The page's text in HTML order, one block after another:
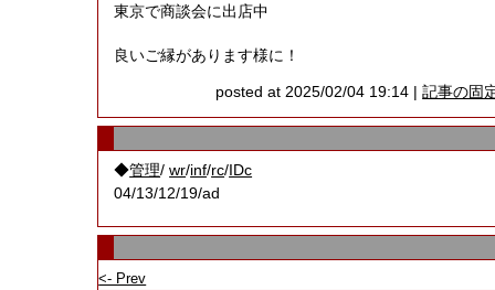
東京で商談会に出店中
良いご縁があります様に！
posted at 2025/02/04 19:14 |記事の固
◆管理/wr/inf/rc/ IDc
04/13/12/19/ad
<- Prev